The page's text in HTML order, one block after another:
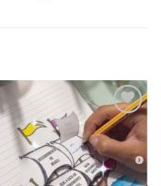
Adicionar
a lista de